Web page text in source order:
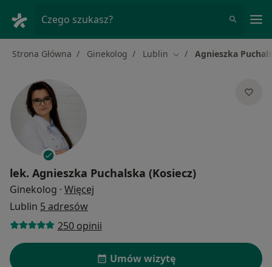
Czego szukasz?
Strona Główna Ginekolog Lublin Zmień miasto
Agnieszka
lek. Agnieszka Puchalska (Kosiecz)
Ginekolog · Więcej
Lublin 5 adresów
250 opinii
Umów wizytę